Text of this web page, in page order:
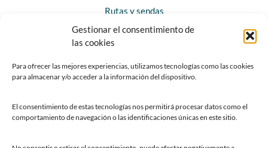
Gestionar el consentimiento de
las cookies
Para ofrecer las mejores experiencias, utilizamos tecnologías como las cookies
para almacenar y/o acceder a la información del dispositivo.
El consentimiento de estas tecnologías nos permitirá procesar datos como el
comportamiento de navegación o las identificaciones únicas en este sitio.
Rutas y sendas
Horarios y contacto
Teléfonos de interés
Chatbot Siero
SEDES ELECTRÓNICAS